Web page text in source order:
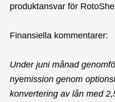
produktansvar för
Finansiella kommentarer:
Under juni månad
nyemission genom
konvertering av lån med